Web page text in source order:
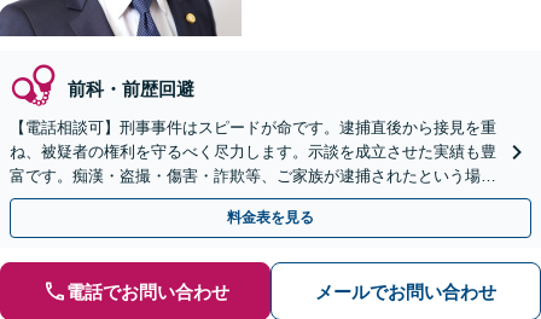
前科・前歴回避
【電話相談可】刑事事件はスピードが命です。逮捕直後から接見を重
ね、被疑者の権利を守るべく尽力します。示談を成立させた実績も豊
富です。痴漢・盗撮・傷害・詐欺等、ご家族が逮捕されたという場
合、一刻も早くお電話ください。
料金表を見る
電話でお問い合わせ メールでお問い合わせ